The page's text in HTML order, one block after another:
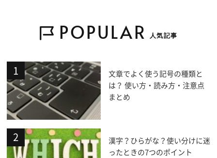
POPULAR 人気記事
文章でよく使う記号の種類と
は？ 使い方・読み方・注意点
まとめ
漢字？ひらがな？使い分けに迷
ったときの7つのポイント